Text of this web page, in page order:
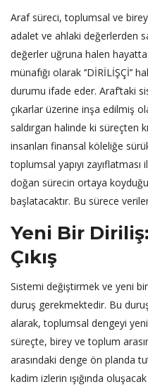
Araf süreci, toplumsal ve
adalet ve ahlaki değerlerden
değerler uğruna halen
münafığı olarak
durumu ifade eder. Araf’taki
çıkarlar üzerine inşa edilmiş
saldırgan halinde ki süreçten
insanları finansal köleliğe
toplumsal yapıyı
doğan sürecin ortaya
başlatacaktır. Bu sürece
Yeni Bir
Çıkış
Sistemi değiştirmek ve yeni
duruş gerekmektedir. Bu
alarak, toplumsal dengeyi
süreçte, birey ve toplum
arasındaki denge ön planda
kadim izlerin ışığında